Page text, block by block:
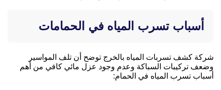
أسباب تسرب المياه في الحمامات
شركة كشف تسربات المياه بالخرج توضح أن تلف المواسير
وضعف تركيبات السباكة وعدم وجود عزل مائي كافي من أهم
أسباب تسرب المياه في الحمام: